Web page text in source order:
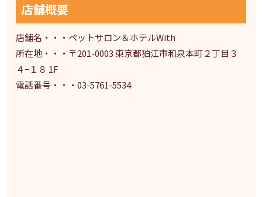
店舗概要
店舗名・・・ペットサロン＆ホテルWith
所在地・・・〒201-0003 東京都狛江市和泉本町２丁目３
４−１８ 1F
電話番号・・・03-5761-5534